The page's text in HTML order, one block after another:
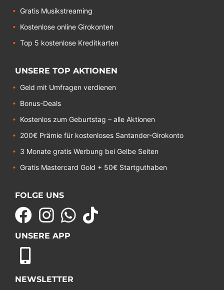
Gratis Musikstreaming
Kostenlose online Girokonten
Top 5 kostenlose Kreditkarten
UNSERE TOP AKTIONEN
Geld mit Umfragen verdienen
Bonus-Deals
Kostenlos zum Geburtstag – alle Aktionen
200€ Prämie für kostenloses Santander-Girokonto
3 Monate gratis Werbung bei Gelbe Seiten
Gratis Mastercard Gold + 50€ Startguthaben
FOLGE UNS
UNSERE APP
NEWSLETTER